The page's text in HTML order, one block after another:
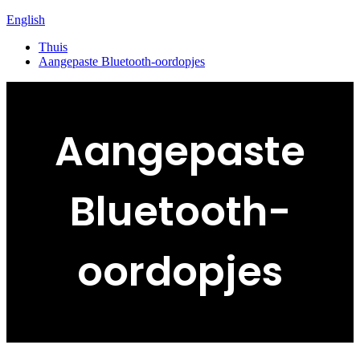
English
Thuis
Aangepaste Bluetooth-oordopjes
Aangepaste
Bluetooth-
oordopjes